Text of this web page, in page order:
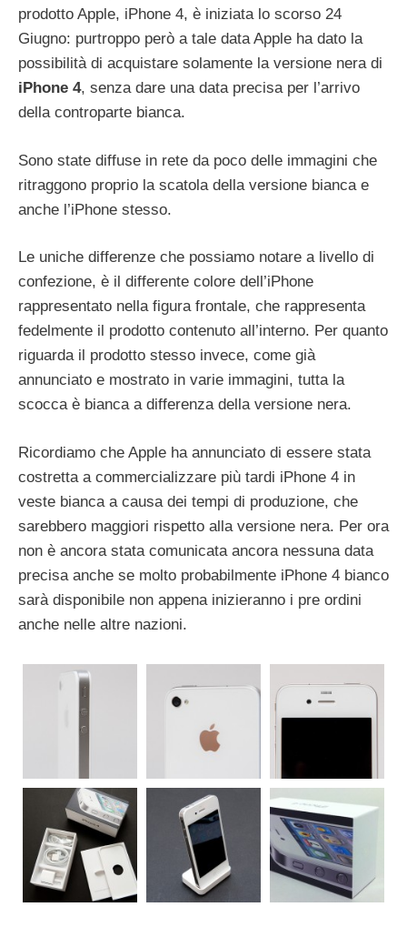
prodotto Apple, iPhone 4, è iniziata lo scorso 24
Giugno: purtroppo però a tale data Apple ha dato la
possibilità di acquistare solamente la versione nera di
iPhone 4, senza dare una data precisa per l’arrivo
della controparte bianca.
Sono state diffuse in rete da poco delle immagini che
ritraggono proprio la scatola della versione bianca e
anche l’iPhone stesso.
Le uniche differenze che possiamo notare a livello di
confezione, è il differente colore dell’iPhone
rappresentato nella figura frontale, che rappresenta
fedelmente il prodotto contenuto all’interno. Per quanto
riguarda il prodotto stesso invece, come già
annunciato e mostrato in varie immagini, tutta la
scocca è bianca a differenza della versione nera.
Ricordiamo che Apple ha annunciato di essere stata
costretta a commercializzare più tardi iPhone 4 in
veste bianca a causa dei tempi di produzione, che
sarebbero maggiori rispetto alla versione nera. Per ora
non è ancora stata comunicata ancora nessuna data
precisa anche se molto probabilmente iPhone 4 bianco
sarà disponibile non appena inizieranno i pre ordini
anche nelle altre nazioni.